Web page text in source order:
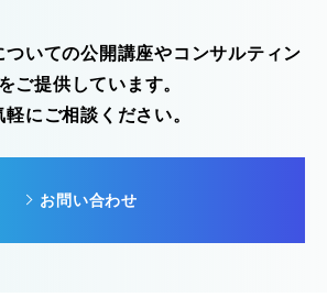
いての公開講座やコンサルティン
ご提供しています。
軽にご相談ください。
お問い合わせ